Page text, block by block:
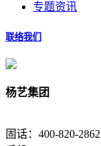
专题资讯
联络我们
杨艺集团
固话：400-820-2862